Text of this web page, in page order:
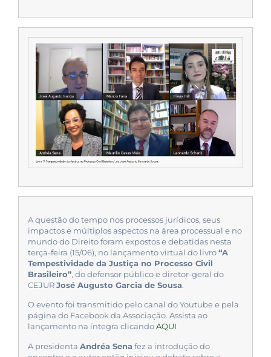
A questão do tempo nos processos jurídicos, seus
impactos e múltiplos aspectos na área processual e no
mundo do Direito foram expostos e debatidas nesta
terça-feira (15/06), no lançamento virtual do livro “A
Tempestividade da Justiça no Processo Civil
Brasileiro”, do defensor público e diretor-geral do
CEJUR José Augusto Garcia de Sousa.
O evento foi transmitido pelo canal do Youtube e pela
página do Facebook da Associação. Assista ao
lançamento na íntegra clicando AQUI
A presidenta Andréa Sena fez a introdução do